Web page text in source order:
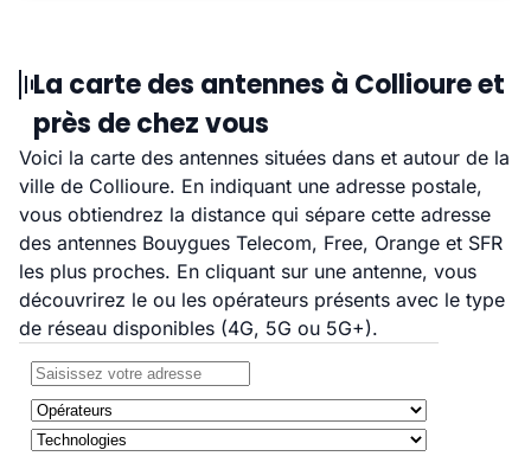
La carte des antennes à Collioure et
près de chez vous
Voici la carte des antennes situées dans et autour de la
ville de Collioure. En indiquant une adresse postale,
vous obtiendrez la distance qui sépare cette adresse
des antennes Bouygues Telecom, Free, Orange et SFR
les plus proches. En cliquant sur une antenne, vous
découvrirez le ou les opérateurs présents avec le type
de réseau disponibles (4G, 5G ou 5G+).